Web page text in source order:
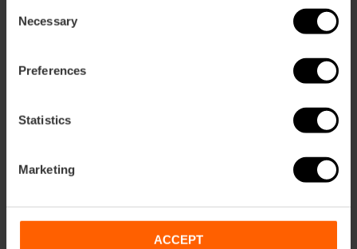
Selection
Necessary
Preferences
Statistics
Marketing
ACCEPT
Direccions